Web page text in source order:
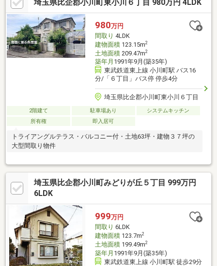
埼玉県比企郡小川町東小川６丁目 980万円 4LDK
980万円
間取り 4LDK
建物面積123.15m2
土地面積209.47m2
築年月 1991年9月(築35年)
東武鉄道東上線 小川町駅 バス16
分/「６丁目」バス停 停歩4分
埼玉県比企郡小川町東小川６丁目
2階建て 駐車場あり
システムキッチン
所有権
即入居可
トライアングルテラス・バルコニー付・土地63坪・建物３７坪の
大型間取り物件
埼玉県比企郡小川町みどりが丘５丁目 999万円
6LDK
999万円
間取り 6LDK
建物面積123.7m2
土地面積199.49m2
築年月 1991年9月(築35年)
東武鉄道東上線 小川町駅 徒歩29分